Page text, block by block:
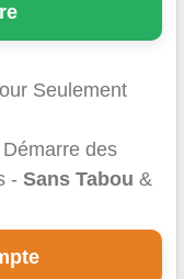
Seulement
des
- Sans Tabou &